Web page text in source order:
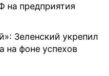
на предприятия
Зеленский укрепил
на фоне успехов